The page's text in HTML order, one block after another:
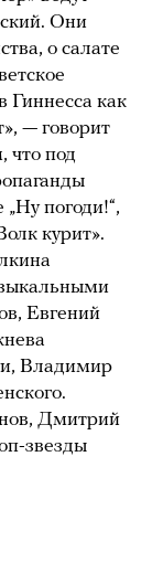
Они
о салате
Гиннесса как
— говорит
что под
погоди!“,
курит».
Евгений
Владимир
Дмитрий
звезды